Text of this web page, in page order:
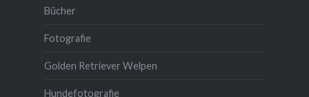
Bücher
Fotografie
Golden Retriever Welpen
Hundefotografie